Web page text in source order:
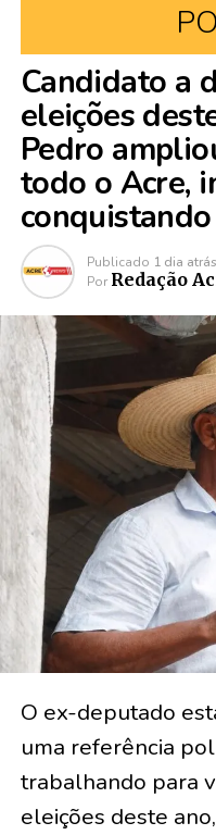
Candidato a
eleições
Pedro
todo o Acre,
Publicado 1 dia atrás
Por Redação
O ex-deputado
uma referência
trabalhando para
eleições deste